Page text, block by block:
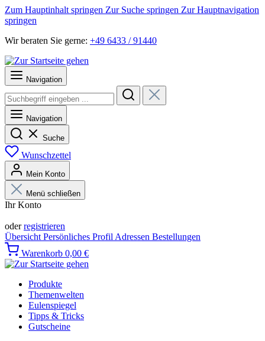
Zum Hauptinhalt springen Zur Suche springen Zur Hauptnavigation
springen
Wir beraten Sie gerne: +49 6433 / 91440
Navigation
Navigation
Suche
Wunschzettel
Mein Konto
Menü schließen
Ihr Konto
oderregistrieren
Übersicht Persönliches Profil Adressen Bestellungen
Warenkorb 0,00 €
Produkte
Themenwelten
Eulenspiegel
Tipps & Tricks
Gutscheine